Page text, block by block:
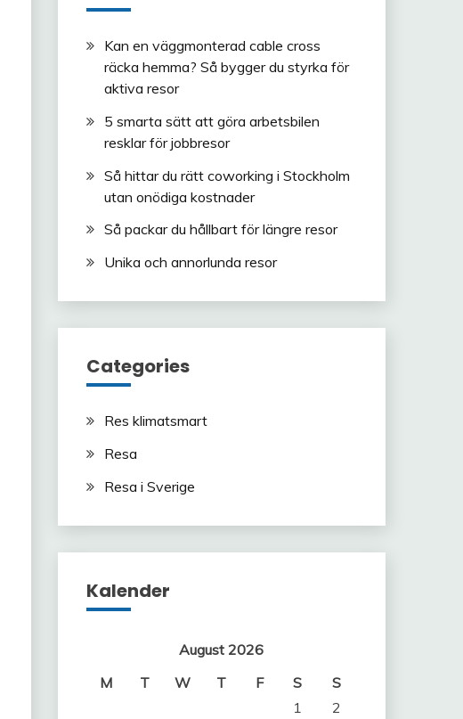
Kan en väggmonterad cable cross
räcka hemma? Så bygger du styrka för
aktiva resor
5 smarta sätt att göra arbetsbilen
resklar för jobbresor
Så hittar du rätt coworking i Stockholm
utan onödiga kostnader
Så packar du hållbart för längre resor
Unika och annorlunda resor
Categories
Res klimatsmart
Resa
Resa i Sverige
Kalender
August 2026
M
T W T F S
S
1
2